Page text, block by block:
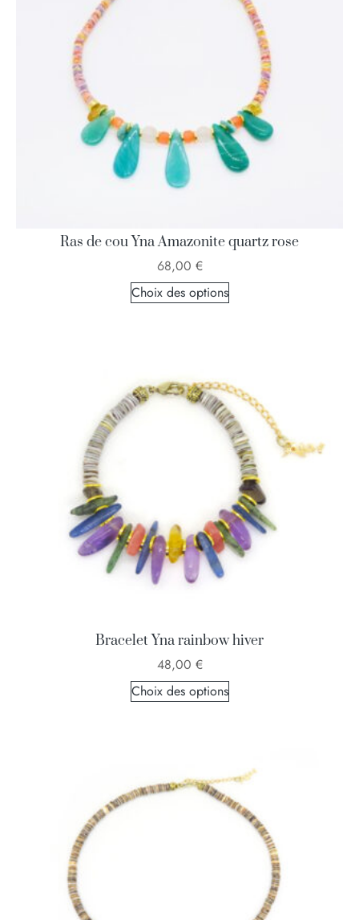
Ras de cou Yna Amazonite quartz rose
68,00 €
Choix des options
Bracelet Yna rainbow hiver
48,00 €
Choix des options